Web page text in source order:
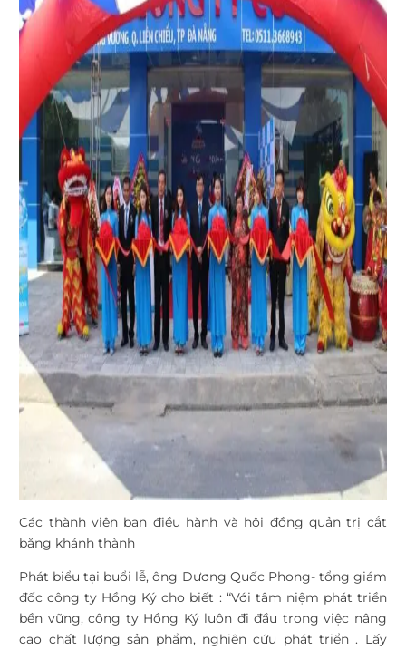
Các thành viên ban điều hành và hội đồng quản trị cắt
băng khánh thành
Phát biểu tại buổi lễ, ông Dương Quốc Phong- tổng giám
đốc công ty Hồng Ký cho biết : “Với tâm niệm phát triền
bền vững, công ty Hồng Ký luôn đi đầu trong việc nâng
cao chất lượng sản phẩm, nghiên cứu phát triển . Lấy